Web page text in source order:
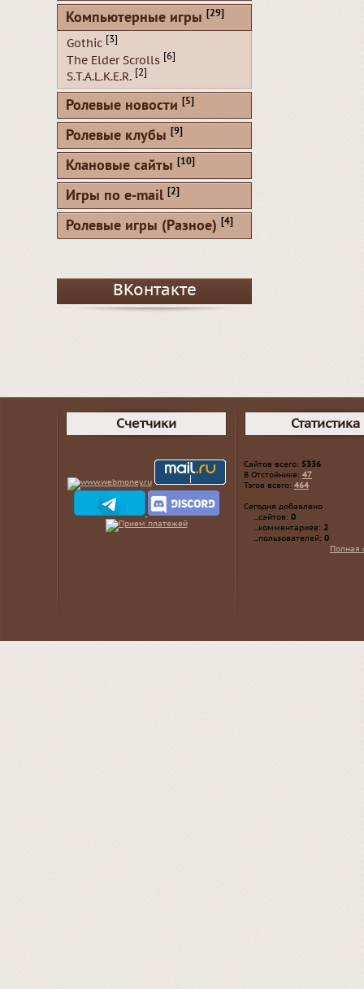
Компьютерные игры [29]
Gothic [3]
The Elder Scrolls [6]
S.T.A.L.K.E.R. [2]
Ролевые новости [5]
Ролевые клубы [9]
Клановые сайты [10]
Игры по e-mail [2]
Ролевые игры (Разное) [4]
ВКонтакте
Счетчики Статистика
Сайтов всего: 5336
В Отстойнике: 47
Тэгов всего: 464
Сегодня добавлено
...сайтов: 0
...комментариев: 2
...пользователей: 0
Полная